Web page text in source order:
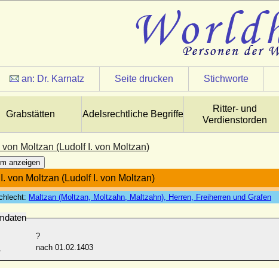
an: Dr. Karnatz Seite drucken Stichworte
Grabstätten Adelsrechtliche Begriffe
Ritter- und
Verdienstorden
von Moltzan (Ludolf I. von Moltzan)
anzeigen
von Moltzan (Ludolf I. von Moltzan)
Maltzan (Moltzan, Moltzahn, Maltzahn), Herren, Freiherren und Grafen
?
nach 01.02.1403